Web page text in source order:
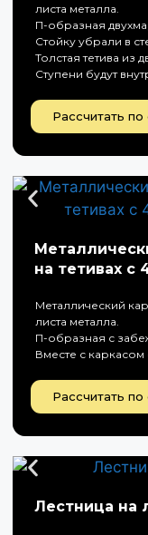
листа металла.
П-образная
Стойку убрали в
Толстая тетива из
Ступени будут
Рассчитать
на тетивах
Металлический
листа металла.
П-образная с
Вместе с
Рассчитать
Лестница на